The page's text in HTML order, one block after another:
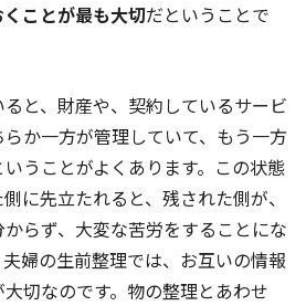
ことが最も大切だということで
と、財産や、契約しているサービ
か一方が管理していて、もう一方
うことがよくあります。この状態
に先立たれると、残された側が、
らず、大変な苦労をすることにな
婦の生前整理では、お互いの情報
切なのです。物の整理とあわせ